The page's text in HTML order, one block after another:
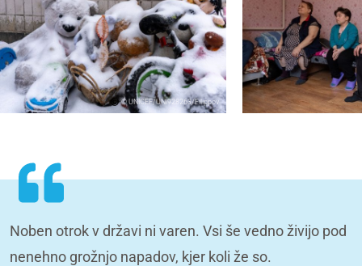
© UNICEF/UNI928263/Filippov
Noben otrok v državi ni varen. Vsi še vedno živijo pod
nenehno grožnjo napadov, kjer koli že so.